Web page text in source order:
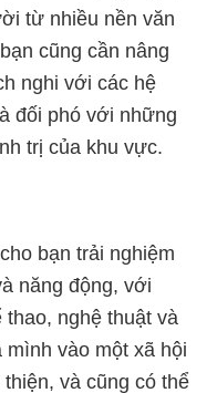
từ nhiều nền văn
cũng cần nâng
nghi với các hệ
đối phó với những
trị của khu vực.
bạn trải nghiệm
năng động, với
nghệ thuật và
vào một xã hội
và cũng có thể